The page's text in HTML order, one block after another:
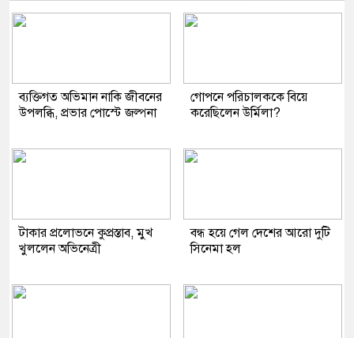
ব্যক্তিগত অভিমান নাকি জীবনের
উপলব্ধি, প্রভার পোস্টে জল্পনা
গোপনে পরিচালককে বিয়ে
করেছিলেন উর্মিলা?
টাকার প্রলোভনে কুপ্রস্তাব, মুখ
খুললেন অভিনেত্রী
বন্ধ হয়ে গেল দেশের আরো দুটি
সিনেমা হল